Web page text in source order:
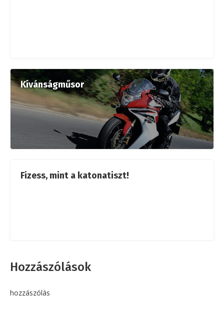
Kívánságműsor
Fizess, mint a katonatiszt!
Hozzászólások
hozzászólás